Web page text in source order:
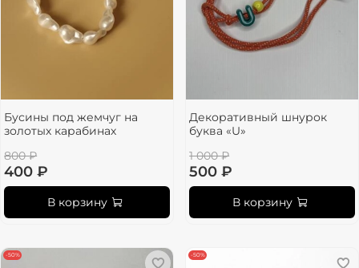
Бусины под жемчуг на
золотых карабинах
800 ₽
400 ₽
В корзину
Декоративный шнурок
буква «U»
1 000 ₽
500 ₽
В корзину
-50% -50%